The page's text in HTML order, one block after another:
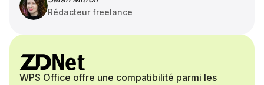
Rédacteur freelance
WPS Office offre une compatibilité parmi les